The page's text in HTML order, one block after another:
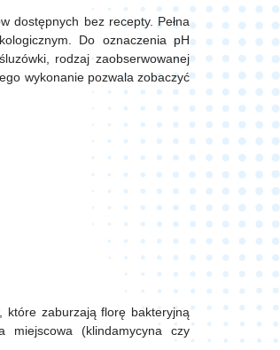
dostępnych bez recepty. Pełna
Do oznaczenia pH
rodzaj zaobserwowanej
wykonanie pozwala zobaczyć
które zaburzają florę bakteryjną
miejscowa (klindamycyna czy